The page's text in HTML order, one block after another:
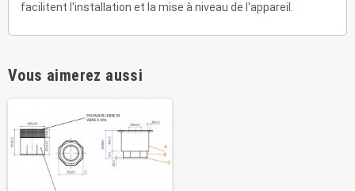
facilitent l'installation et la mise à niveau de l'appareil.
Vous aimerez aussi